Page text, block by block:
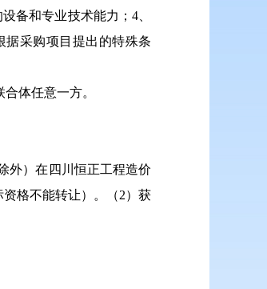
备和专业技术能力；4、
据采购项目提出的特殊条
体任意一方。
外）在四川恒正工程造价
格不能转让）。（2）获